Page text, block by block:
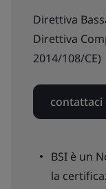
Direttiva
Direttiva
2014/108/CE)
contattaci
BSI è un
la